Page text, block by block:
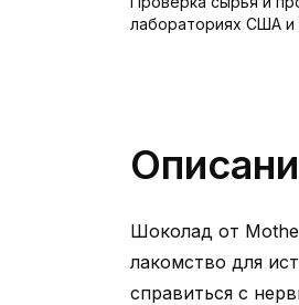
лабораториях США и
Шоколад от
лакомство для
справиться с